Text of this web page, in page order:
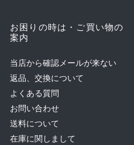
お困りの時は・ご買い物の
案内
当店から確認メールが来ない
返品、交換について
よくある質問
お問い合わせ
送料について
在庫に関しまして